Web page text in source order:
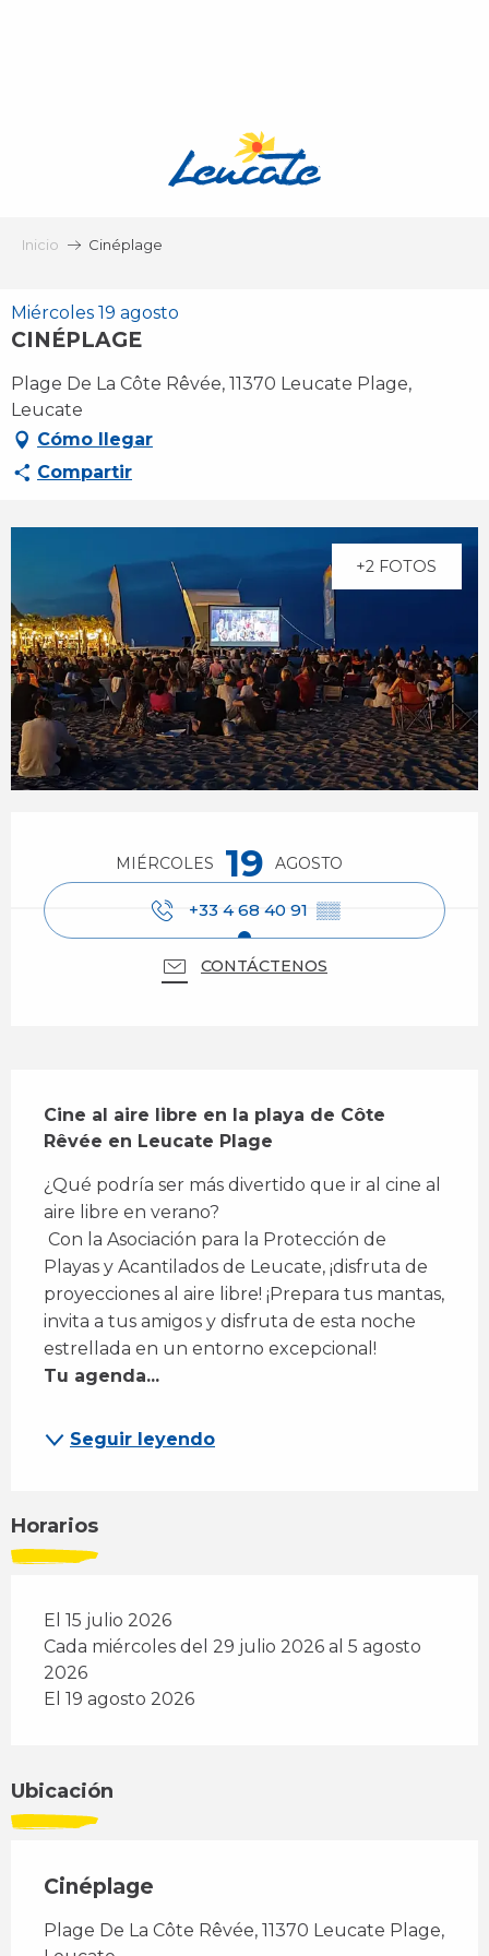
Inicio Cinéplage
Miércoles 19 agosto
CINÉPLAGE
Plage De La Côte Rêvée, 11370 Leucate Plage,
Leucate
Cómo llegar
Compartir
+2 FOTOS
MIÉRCOLES 19 AGOSTO
+33 4 68 40 91 ▒▒
CONTÁCTENOS
Cine al aire libre en la playa de Côte
Rêvée en Leucate Plage
¿Qué podría ser más divertido que ir al cine al
aire libre en verano?
Playas y Acantilados de Leucate, ¡disfruta de
proyecciones al aire libre! ¡Prepara tus mantas,
invita a tus amigos y disfruta de esta noche
estrellada en un entorno excepcional!
Tu agenda...
Seguir leyendo
Horarios
El 15 julio 2026
Cada miércoles del 29 julio 2026 al 5 agosto
2026
El 19 agosto 2026
Ubicación
Cinéplage
Plage De La Côte Rêvée, 11370 Leucate Plage,